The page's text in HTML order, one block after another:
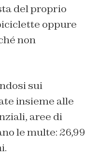
del proprio
oppure
non
sui
insieme alle
aree di
le multe: 26,99